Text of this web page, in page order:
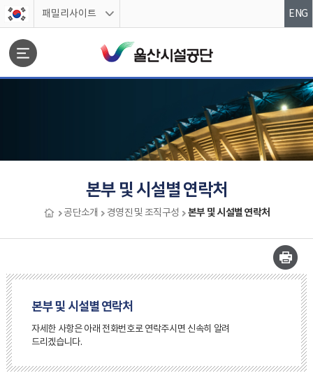
스킵네비게이션
패밀리사이트 ENG
본부 및 시설별 연락처
공단소개 경영진 및 조직구성 본부 및 시설별 연락처
본부 및 시설별 연락처
본부 및 시설별 연락처
자세한 사항은 아래 전화번호로 연락주시면 신속히 알려
드리겠습니다.